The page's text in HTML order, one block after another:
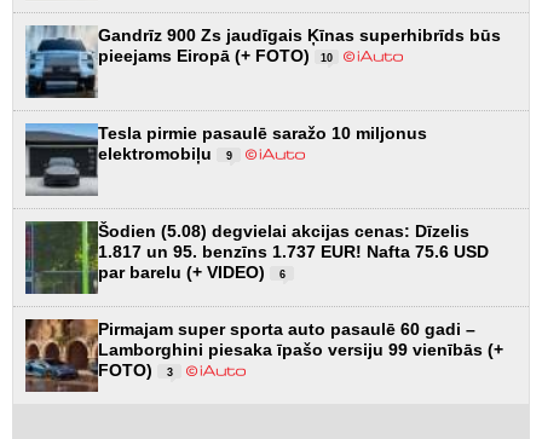
Gandrīz 900 Zs jaudīgais Ķīnas superhibrīds būs
pieejams Eiropā (+ FOTO)
10
Tesla pirmie pasaulē saražo 10 miljonus
elektromobiļu
9
Šodien (5.08) degvielai akcijas cenas: Dīzelis
1.817 un 95. benzīns 1.737 EUR! Nafta 75.6 USD
par barelu (+ VIDEO)
6
Pirmajam super sporta auto pasaulē 60 gadi –
Lamborghini piesaka īpašo versiju 99 vienībās (+
FOTO)
3